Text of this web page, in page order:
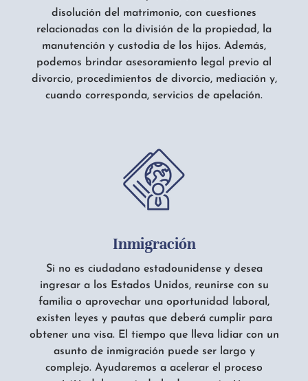
disolución del matrimonio, con cuestiones
relacionadas con la división de la propiedad, la
manutención y custodia de los hijos. Además,
podemos brindar asesoramiento legal previo al
divorcio, procedimientos de divorcio, mediación y,
cuando corresponda, servicios de apelación.
Inmigración
Si no es ciudadano estadounidense y desea
ingresar a los Estados Unidos, reunirse con su
familia o aprovechar una oportunidad laboral,
existen leyes y pautas que deberá cumplir para
obtener una visa. El tiempo que lleva lidiar con un
asunto de inmigración puede ser largo y
complejo. Ayudaremos a acelerar el proceso